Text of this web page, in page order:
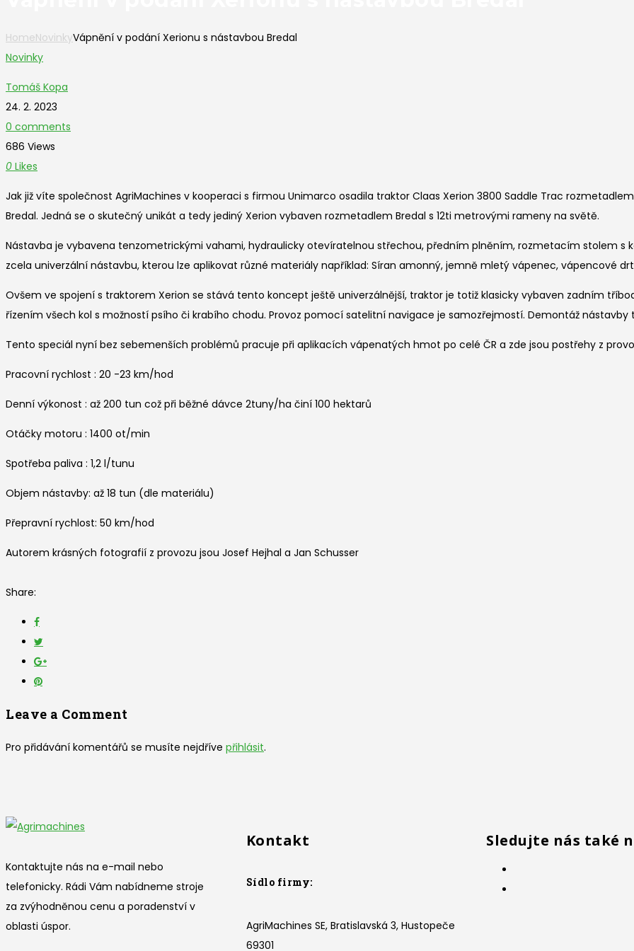
HomeNovinkyVápnění v podání Xerionu s nástavbou Bredal
Novinky
Tomáš Kopa
24. 2. 2023
0 comments
686 Views
0 Likes
Jak již víte společnost AgriMachines v kooperaci s firmou Unimarco osadila traktor Claas Xerion 3800 Saddle Trac
Bredal. Jedná se o skutečný unikát a tedy jediný Xerion vybaven rozmetadlem Bredal s 12ti metrovými rameny na světě.
Nástavba je vybavena tenzometrickými vahami, hydraulicky otevíratelnou střechou, předním plněním, rozmetacím stolem s
zcela univerzální nástavbu, kterou lze aplikovat různé materiály například: Síran amonný, jemně mletý vápenec, vápencové
Ovšem ve spojení s traktorem Xerion se stává tento koncept ještě univerzálnější, traktor je totiž klasicky vybaven zadním
řízením všech kol s možností psího či krabího chodu. Provoz pomocí satelitní navigace je samozřejmostí. Demontáž
Tento speciál nyní bez sebemenších problémů pracuje při aplikacích vápenatých hmot po celé ČR a zde jsou postřehy z
Pracovní rychlost : 20 -23 km/hod
Denní výkonost : až 200 tun což při běžné dávce 2tuny/ha činí 100 hektarů
Otáčky motoru : 1400 ot/min
Spotřeba paliva : 1,2 l/tunu
Objem nástavby: až 18 tun (dle materiálu)
Přepravní rychlost: 50 km/hod
Autorem krásných fotografií z provozu jsou Josef Hejhal a Jan Schusser
Share:
Leave a Comment
Pro přidávání komentářů se musíte nejdříve přihlásit.
Kontaktujte nás na e-mail nebo
telefonicky. Rádi Vám nabídneme stroje
za zvýhodněnou cenu a poradenství v
oblasti úspor.
Kontakt
Sídlo firmy:
AgriMachines SE, Bratislavská 3, Hustopeče
69301
Sledujte nás také